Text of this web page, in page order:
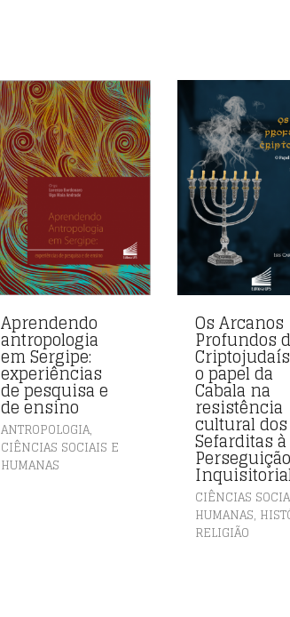
Aprendendo
antropologia
em Sergipe:
experiências
de pesquisa e
de ensino
ANTROPOLOGIA,
CIÊNCIAS SOCIAIS E
HUMANAS
Os Arcanos
Profundos
o papel da
Cabala na
resistência
cultural dos
Sefarditas à
Perseguição
CIÊNCIAS
HUMANAS,
RELIGIÃO